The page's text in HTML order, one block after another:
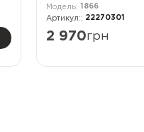
1866
22270301
2 970грн